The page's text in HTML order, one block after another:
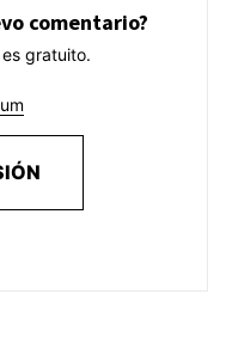
comentario?
es gratuito.